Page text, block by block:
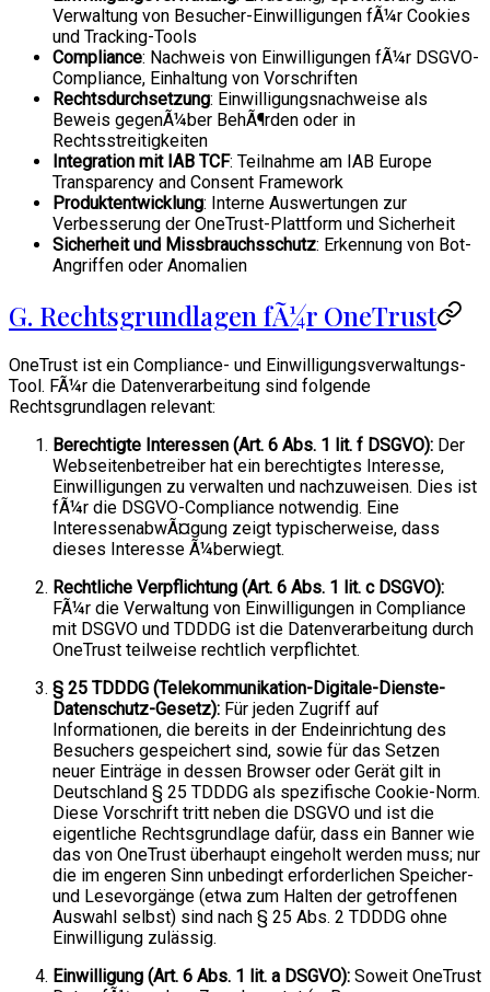
Verwaltung von Besucher-Einwilligungen fÃ¼r Cookies
und Tracking-Tools
Compliance: Nachweis von Einwilligungen fÃ¼r DSGVO-
Compliance, Einhaltung von Vorschriften
Rechtsdurchsetzung: Einwilligungsnachweise als
Beweis gegenÃ¼ber BehÃ¶rden oder in
Rechtsstreitigkeiten
Integration mit IAB TCF: Teilnahme am IAB Europe
Transparency and Consent Framework
Produktentwicklung: Interne Auswertungen zur
Verbesserung der OneTrust-Plattform und Sicherheit
Sicherheit und Missbrauchsschutz: Erkennung von Bot-
Angriffen oder Anomalien
G. Rechtsgrundlagen fÃ¼r OneTrust
OneTrust ist ein Compliance- und Einwilligungsverwaltungs-
Tool. FÃ¼r die Datenverarbeitung sind folgende
Rechtsgrundlagen relevant:
Berechtigte Interessen (Art. 6 Abs. 1 lit. f DSGVO): Der
Webseitenbetreiber hat ein berechtigtes Interesse,
Einwilligungen zu verwalten und nachzuweisen. Dies ist
fÃ¼r die DSGVO-Compliance notwendig. Eine
InteressenabwÃ¤gung zeigt typischerweise, dass
dieses Interesse Ã¼berwiegt.
Rechtliche Verpflichtung (Art. 6 Abs. 1 lit. c DSGVO):
FÃ¼r die Verwaltung von Einwilligungen in Compliance
mit DSGVO und TDDDG ist die Datenverarbeitung durch
OneTrust teilweise rechtlich verpflichtet.
§ 25 TDDDG (Telekommunikation-Digitale-Dienste-
Datenschutz-Gesetz): Für jeden Zugriff auf
Informationen, die bereits in der Endeinrichtung des
Besuchers gespeichert sind, sowie für das Setzen
neuer Einträge in dessen Browser oder Gerät gilt in
Deutschland § 25 TDDDG als spezifische Cookie-Norm.
Diese Vorschrift tritt neben die DSGVO und ist die
eigentliche Rechtsgrundlage dafür, dass ein Banner wie
das von OneTrust überhaupt eingeholt werden muss; nur
die im engeren Sinn unbedingt erforderlichen Speicher-
und Lesevorgänge (etwa zum Halten der getroffenen
Auswahl selbst) sind nach § 25 Abs. 2 TDDDG ohne
Einwilligung zulässig.
Einwilligung (Art. 6 Abs. 1 lit. a DSGVO): Soweit OneTrust